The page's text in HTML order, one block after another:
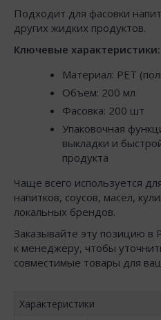
Подходит для фасовки
других жидких продуктов.
Ключевые характеристики:
Материал: PET
Объем: 200 мл
Фасовка: 200 шт
Упаковочная
выкладки и
продукта
Чаще всего используется
напитков, соусов, масел,
локальных брендов.
Заказывайте эту позицию в
к менеджеру, чтобы
совместимые товары для
Характеристики